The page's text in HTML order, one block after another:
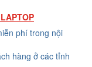
phí trong nội
hàng ở các tỉnh